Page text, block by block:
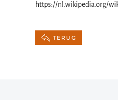
https://nl.wikipedia.org/
TERUG